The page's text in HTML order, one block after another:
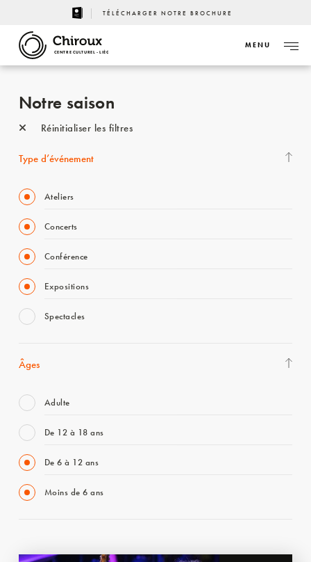
TÉLÉCHARGER NOTRE BROCHURE
CENTRE CULTUREL - LIÈGE
MENU
Notre saison
Réinitialiser les filtres
Type d’événement
Ateliers
Concerts
Conférence
Expositions
Spectacles
Âges
Adulte
De 12 à 18 ans
De 6 à 12 ans
Moins de 6 ans